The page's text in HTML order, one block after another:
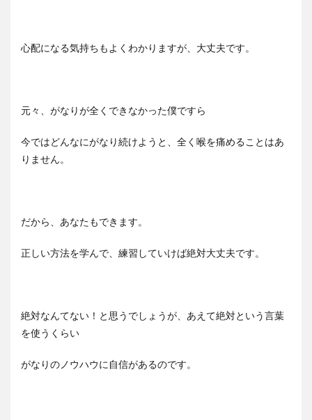
心配になる気持ちもよくわかりますが、大丈夫です。
元々、がなりが全くできなかった僕ですら
今ではどんなにがなり続けようと、全く喉を痛めることはあ
りません。
だから、あなたもできます。
正しい方法を学んで、練習していけば絶対大丈夫です。
絶対なんてない！と思うでしょうが、あえて絶対という言葉
を使うくらい
がなりのノウハウに自信があるのです。